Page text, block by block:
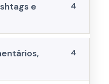
e
4
4
A Lano
Termos de uso